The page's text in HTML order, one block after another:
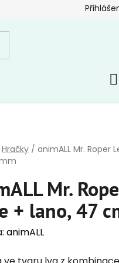
Hračky / animALL Mr. Roper
Mr.
+ lano, 47
animALL